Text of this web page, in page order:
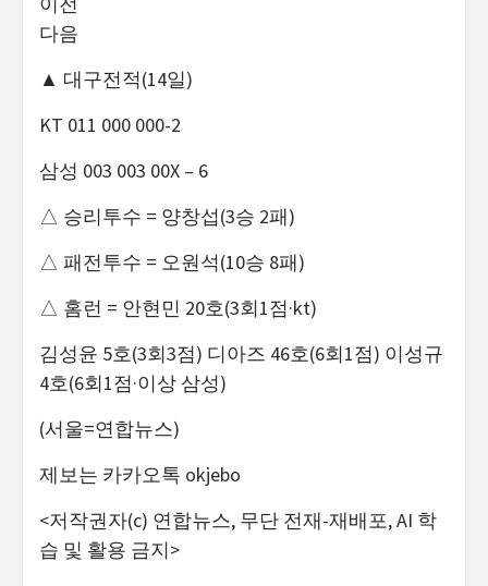
다음
▲ 대구전적(14일)
KT 011 000 000-2
삼성 003 003 00X – 6
△ 승리투수 = 양창섭(3승 2패)
△ 패전투수 = 오원석(10승 8패)
△ 홈런 = 안현민 20호(3회1점·kt)
김성윤 5호(3회3점) 디아즈 46호(6회1점) 이성규
4호(6회1점·이상 삼성)
(서울=연합뉴스)
제보는 카카오톡 okjebo
<저작권자(c) 연합뉴스, 무단 전재-재배포, AI 학
습 및 활용 금지>